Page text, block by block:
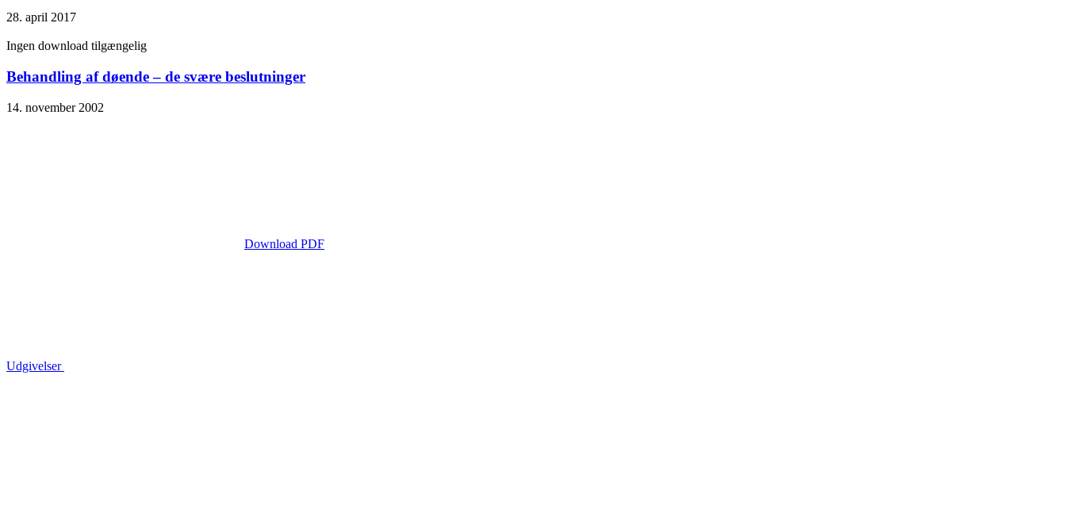
28. april 2017
Ingen download tilgængelig
Behandling af døende – de svære beslutninger
14. november 2002
Download PDF
Udgivelser